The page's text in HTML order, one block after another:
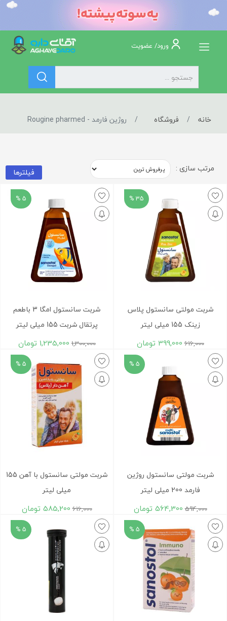
ورود/ عضویت
خانه فروشگاه روژین فارمد - Rougine pharmed
مرتب سازی : فیلترها
35 %
شربت مولتی سانستول پلاس
زینک 155 میلی لیتر
616,000
399,000 تومان
5 %
شربت سانستول امگا 3 باطعم
پرتقال شربت 155 میلی لیتر
1,300,000
1,235,000 تومان
5 %
شربت مولتی سانستول روژین
فارمد 200 میلی لیتر
594,000
564,300 تومان
5 %
شربت مولتی سانستول با آهن 155
میلی لیتر
616,000
585,200 تومان
5 %
5 %